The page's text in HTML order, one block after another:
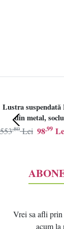
Lustra
din metal,
98,99
553,80 Lei
Vrei sa afli prin
acum la